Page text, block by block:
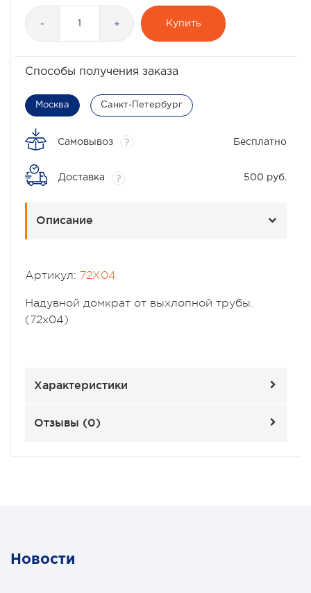
- + Купить
Способы получения заказа
Москва Санкт-Петербург
Самовывоз ? Бесплатно
Доставка ? 500 руб.
Описание
Артикул: 72X04
Надувной домкрат от выхлопной трубы.
(72x04)
Характеристики
Отзывы (0)
Новости